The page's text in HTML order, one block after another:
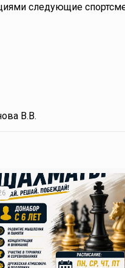
следующие
В.В.